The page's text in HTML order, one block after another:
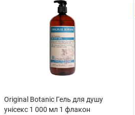
Original Botanic Гель для душу
унісекс 1 000 мл 1 флакон